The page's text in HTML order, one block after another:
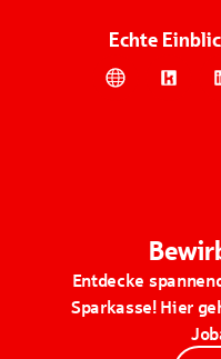
Echte
Entdecke
Sparkasse! Hier